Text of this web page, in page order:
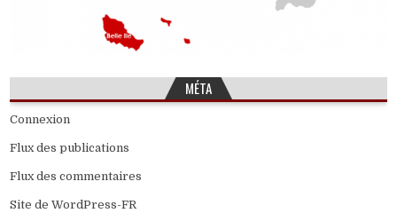
MÉTA
Connexion
Flux des publications
Flux des commentaires
Site de WordPress-FR